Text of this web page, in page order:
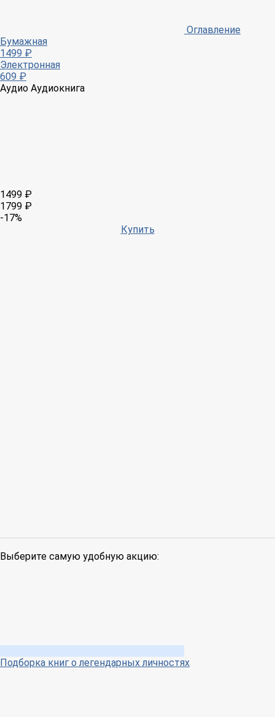
Оглавление
Бумажная
1499 ₽
Электронная
609 ₽
Аудио Аудиокнига
1499 ₽
1799 ₽
-17%
Купить
Выберите самую удобную акцию:
Подборка книг о легендарных личностях